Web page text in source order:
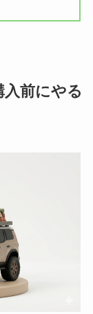
入前にやる